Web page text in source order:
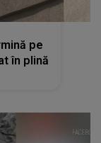
pe
în plină